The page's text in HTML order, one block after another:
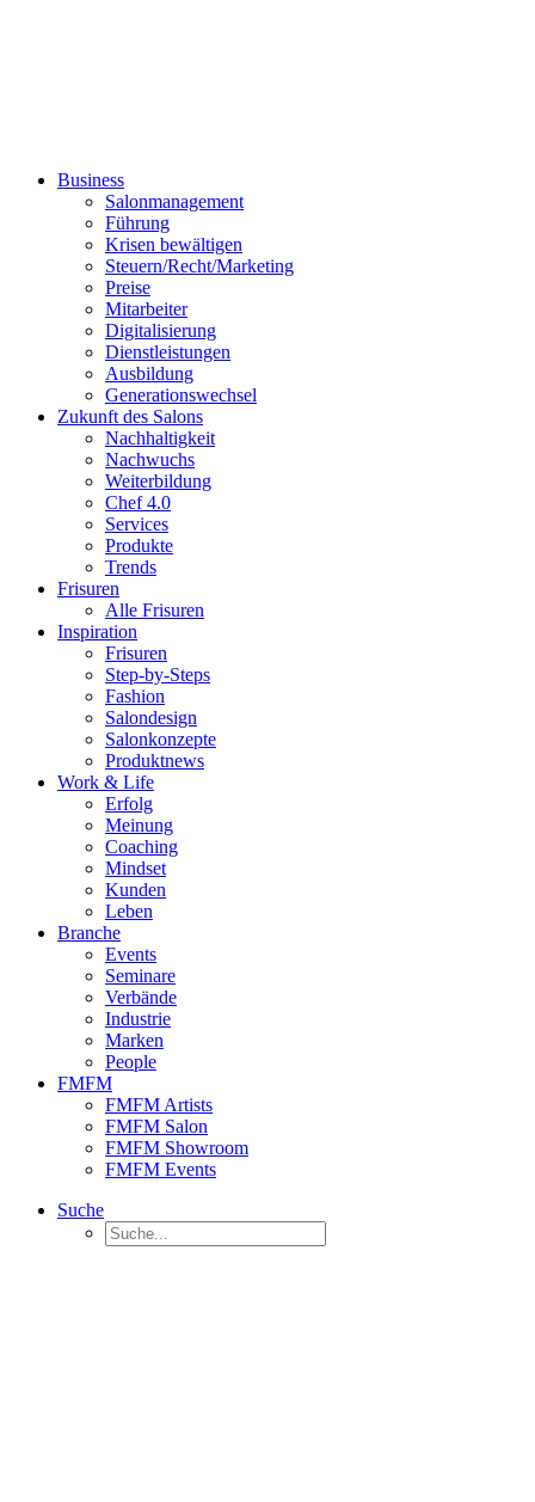
Business
Salonmanagement
Führung
Krisen bewältigen
Steuern/Recht/Marketing
Preise
Mitarbeiter
Digitalisierung
Dienstleistungen
Ausbildung
Generationswechsel
Zukunft des Salons
Nachhaltigkeit
Nachwuchs
Weiterbildung
Chef 4.0
Services
Produkte
Trends
Frisuren
Alle Frisuren
Inspiration
Frisuren
Step-by-Steps
Fashion
Salondesign
Salonkonzepte
Produktnews
Work & Life
Erfolg
Meinung
Coaching
Mindset
Kunden
Leben
Branche
Events
Seminare
Verbände
Industrie
Marken
People
FMFM
FMFM Artists
FMFM Salon
FMFM Showroom
FMFM Events
Suche